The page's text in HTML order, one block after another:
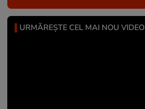
URMĂREȘTE CEL MAI NOU VIDEO